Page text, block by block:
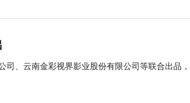
司、云南金彩视界影业股份有限公司等联合出品